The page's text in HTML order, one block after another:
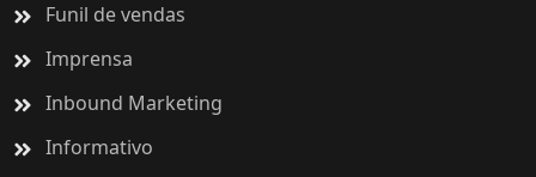
Funil de vendas
Imprensa
Inbound Marketing
Informativo